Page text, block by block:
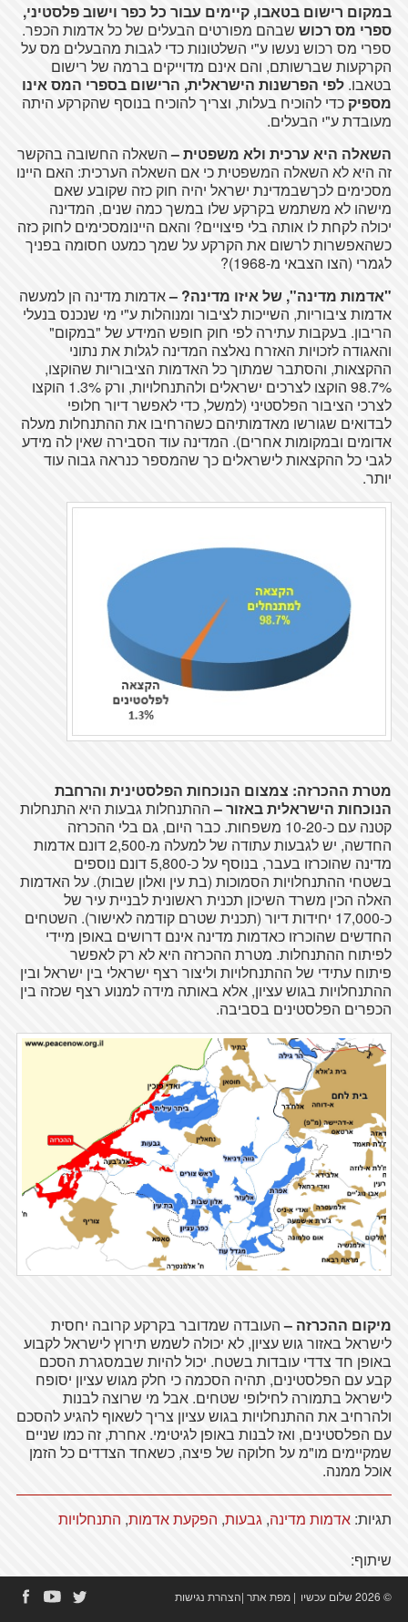
במקום רישום בטאבו, קיימים עבור כלכפר וישובפלסטיני,
ספרי מס רכוש שבהם מפורטים הבעלים שלכלאדמות הכפר.
ספרי מס רכוש נעשו ע"י השלטונותכדי לגבות מהבעלים מסעל
הקרקעות שברשותם, והם אינם מדוייקים ברמה של רישום
בטאבו. לפי הפרשנות הישראלית, הרישום בספרי המסאינו
מספיק כדי להוכיח בעלות, וצריךלהוכיח בנוסף שהקרקע היתה
מעובדתע"י הבעלים.
השאלה היא ערכיתולא משפטית–השאלה החשובה בהקשר
זה היאלא השאלה המשפטיתכי אם השאלה הערכית: האם היינו
מסכימים לכךשבמדינת ישראל יהיה חוק כזה שקובעשאם
מישהו לא משתמש בקרקעשלו במשךכמה שנים, המדינה
יכולה לקחתלו אותה בלי פיצויים? והאם היינומסכימים לחוק כזה
כשהאפשרותלרשום את הקרקעעלשמךכמעט חסומה בפניך
לגמרי (הצו הצבאי מ-1968)?
"אדמות מדינה", שלאיזו מדינה?
–אדמות מדינה הן למעשה
אדמות ציבוריות, השייכותלציבור ומנוהלותע"י מי שנכנס בנעלי
הריבון. בעקבותעתירה לפי חוק חופש המידע של"במקום"
והאגודה לזכויות האזרח נאלצה המדינה לגלותאת נתוני
ההקצאות, והסתבר שמתוךכל האדמות הציבוריות שהוקצו,
98.7% הוקצו לצרכים ישראלים ולהתנחלויות, ורק 1.3%
הוקצו
לצרכי הציבור הפלסטיני (למשל, כדי לאפשרדיור חלופי
לבדואים שגורשו מאדמותיהם כשהרחיבו את ההתנחלות מעלה
אדומים ובמקומותאחרים). המדינה עוד הסבירה שאין לה מידע
לגבי כל ההקצאותלישראלים כך שהמספרכנראה גבוה עוד
יותר.
מטרת ההכרזה: צמצום הנוכחות הפלסטינית והרחבת
הנוכחות הישראליתבאזור–ההתנחלותגבעותהיא התנחלות
קטנה עם כ-10-20 משפחות. כבר היום, גם בלי ההכרזה
החדשה, ישלגבעותעתודה שללמעלה מ-2,500 דונם אדמות
מדינה שהוכרזו בעבר, בנוסף עלכ-5,800 דונם נוספים
בשטחי ההתנחלויות הסמוכות(בתעין ואלון שבות). על האדמות
האלה הכין משרד השיכון תכנית ראשוניתלבנייתעיר של
כ-17,000
יחידותדיור(תכנית שטרם קודמה לאישור). השטחים
החדשים שהוכרזו כאדמות מדינה אינם דרושים באופן מיידי
לפיתוח ההתנחלות. מטרת ההכרזה היאלא רק לאפשר
פיתוח עתידי של ההתנחלויות וליצוררצף ישראלי בין ישראל ובין
ההתנחלויות בגושעציון, אלא באותה מידה למנוערצף שכזה בין
הכפרים הפלסטינים בסביבה.
מיקום ההכרזה –העובדה שמדובר בקרקעקרובה יחסית
לישראל באזורגושעציון, לא יכולה לשמש תירוץ לישראל לקבוע
באופן חד צדדי עובדות בשטח. יכול להיות שבמסגרת הסכם
קבע עם הפלסטינים, תהיה הסכמה כי חלק מגוש עציון יסופח
לישראל בתמורה לחילופי שטחים. אבל מי שרוצה לבנות
ולהרחיב את ההתנחלויות בגוש עציון צריך לשאוף להגיע להסכם
עם הפלסטינים, ואז לבנות באופן לגיטימי. אחרת, זה כמו שניים
שמקיימים מו"מ על חלוקה של פיצה, כשאחד הצדדים כל הזמן
אוכל ממנה.
תגיות: אדמות מדינה, גבעות, הפקעת אדמות, התנחלויות
שיתוף:
© 2026 שלום עכשיו | מפת אתר|הצהרת נגישות